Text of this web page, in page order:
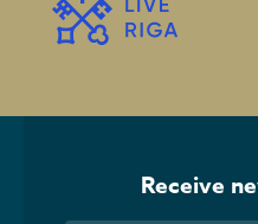
Receive